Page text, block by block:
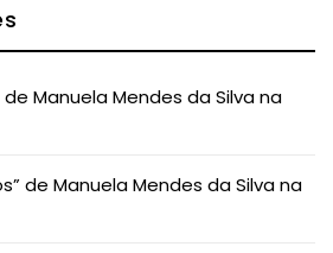
de Manuela Mendes da Silva na
de Manuela Mendes da Silva na